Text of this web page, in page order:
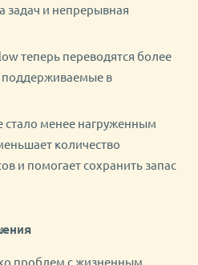
задач и непрерывная
теперь переводятся более
поддерживаемые в
менее нагруженным
количество
и помогает сохранить запас
проблем с жизненным